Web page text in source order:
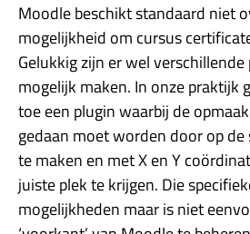
Moodle beschikt standaard niet
mogelijkheid om cursus
Gelukkig zijn er wel
mogelijk maken. In onze praktijk
toe een plugin waarbij de
gedaan moet worden door op de
te maken en met X en Y
juiste plek te krijgen. Die
mogelijkheden maar is niet